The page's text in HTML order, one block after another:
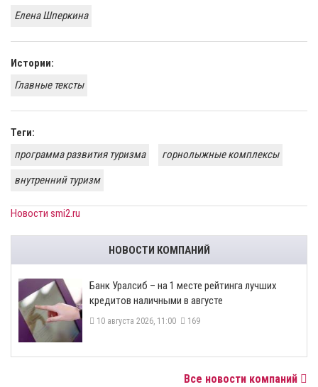
Елена Шперкина
Истории:
Главные тексты
Теги:
программа развития туризма
горнолыжные комплексы
внутренний туризм
Новости smi2.ru
НОВОСТИ КОМПАНИЙ
Банк Уралсиб – на 1 месте рейтинга лучших
кредитов наличными в августе
10 августа 2026, 11:00 169
Все новости компаний